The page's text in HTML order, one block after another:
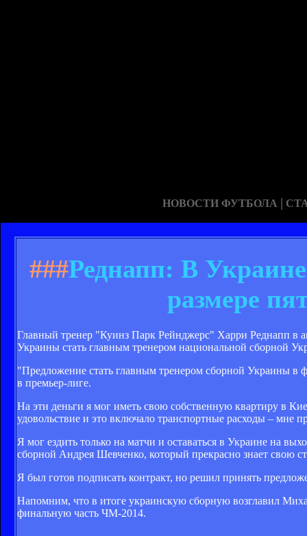
НОВОСТИ ФУТБОЛА |
###Реднапп: В
размере
Главный тренер "Куинз Парк Рейнджерс" Харри Реднапп в
Украины стать главным тренером национальной сборной
"Предложение стать главным тренером сборной Украины в
в премьер-лиге.
На эти деньги я мог иметь свою собственную квартиру в
удовольствие и это включало транспортные расходы – мне
Я мог ездить только на матчи и оставаться в Украине на
сборной Андрея Шевченко, который прекрасно знает свою
Я был готов подписать контракт, но решил принять
Напомним, что в итоге украинскую сборную возглавил
финальную часть ЧМ-2014.